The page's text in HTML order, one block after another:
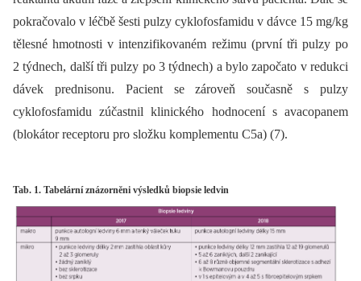
pokračovalo v léčbě šesti pulzy cyklofosfamidu v dávce 15 mg/kg
tělesné hmotnosti v intenzifikovaném režimu (první tři pulzy po
2 týdnech, další tři pulzy po 3 týdnech) a bylo započato v redukci
dávek prednisonu. Pacient se zároveň současně s pulzy
cyklofosfamidu zúčastnil klinického hodnocení s avacopanem
(blokátor receptoru pro složku komplementu C5a) (7).
Tab. 1. Tabelární znázorněni výsledků biopsie ledvin